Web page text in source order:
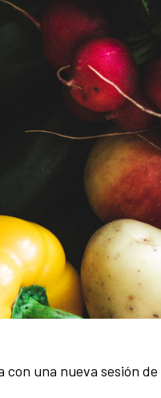
con una nueva sesión de